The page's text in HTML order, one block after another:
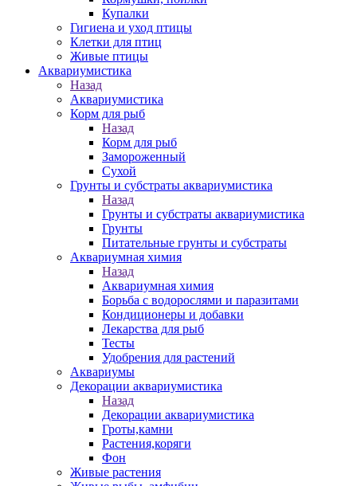
Купалки
Гигиена и уход птицы
Клетки для птиц
Живые птицы
Аквариумистика
Назад
Аквариумистика
Корм для рыб
Назад
Корм для рыб
Замороженный
Сухой
Грунты и субстраты аквариумистика
Назад
Грунты и субстраты аквариумистика
Грунты
Питательные грунты и субстраты
Аквариумная химия
Назад
Аквариумная химия
Борьба с водорослями и паразитами
Кондиционеры и добавки
Лекарства для рыб
Тесты
Удобрения для растений
Аквариумы
Декорации аквариумистика
Назад
Декорации аквариумистика
Гроты,камни
Растения,коряги
Фон
Живые растения